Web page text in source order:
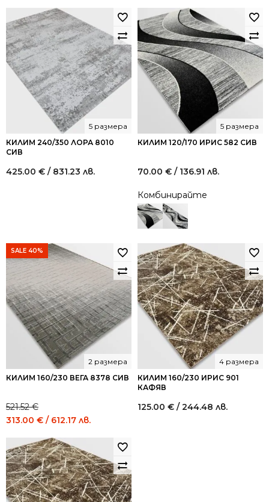
КИЛИМ 240/350 ЛОРА 8010
СИВ
5 размера
425.00 € / 831.23 лв.
КИЛИМ 120/170 ИРИС 582 СИВ
5 размера
70.00 € / 136.91 лв.
Комбинирайте
SALE 40%
КИЛИМ 160/230 ВЕГА 8378 СИВ
2 размера
521.52€
Original
was:
521.52 €
/
1,020.00
лв..
313.00 € / 612.17 лв.
313.00 €
/
612.17
лв..
КИЛИМ 160/230 ИРИС 901
КАФЯВ
4 размера
125.00 € / 244.48 лв.